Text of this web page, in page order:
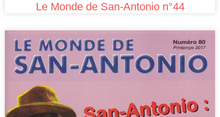
Le Monde de San-Antonio n°44